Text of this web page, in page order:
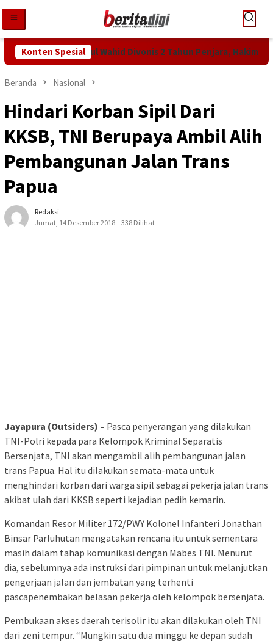
konten
Konten Spesial
KPK! Abdul Wahid Divonis 2 Tahun Penjara, Hakim
Beranda Nasional
Hindari Korban Sipil Dari
KKSB, TNI Berupaya Ambil Alih
Pembangunan Jalan Trans
Papua
Redaksi
Jumat, 14 Desember 2018
338 Dilihat
Jayapura (Outsiders) – Pasca penyerangan yang dilakukan
TNI-Polri kepada para Kelompok Kriminal Separatis
Bersenjata, TNI akan mengambil alih pembangunan jalan
trans Papua. Hal itu dilakukan semata-mata untuk
menghindari korban dari warga sipil sebagai pekerja jalan trans
akibat ulah dari KKSB seperti kejadian pedih kemarin.
Komandan Resor Militer 172/PWY Kolonel Infanteri Jonathan
Binsar Parluhutan mengatakan rencana itu untuk sementara
masih dalam tahap komunikasi dengan Mabes TNI. Menurut
dia, sebelumnya ada instruksi dari pimpinan untuk melanjutkan
pengerjaan jalan dan jembatan yang terhenti
pascapenembakan belasan pekerja oleh kelompok bersenjata.
Pembukaan akses daerah terisolir itu akan dilakukan oleh TNI
dari zeni tempur. “Mungkin satu dua minggu ke depan sudah